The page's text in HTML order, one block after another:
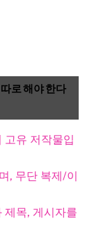
로 해야 한다
고유 저작물입
, 무단 복제/이
제목, 게시자를